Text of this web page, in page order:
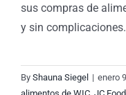
sus compras de
y sin complicaciones.
By Shauna Siegel | enero